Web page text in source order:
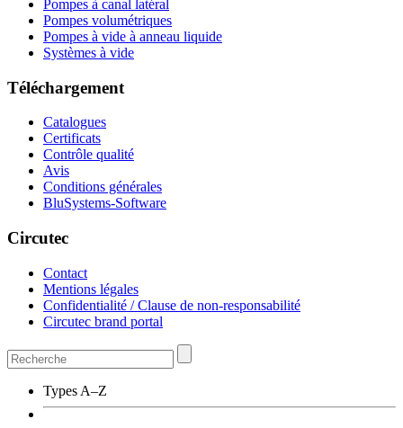
Pompes à canal latéral
Pompes volumétriques
Pompes à vide à anneau liquide
Systèmes à vide
Téléchargement
Catalogues
Certificats
Contrôle qualité
Avis
Conditions générales
BluSystems-Software
Circutec
Contact
Mentions légales
Confidentialité / Clause de non-responsabilité
Circutec brand portal
Types A–Z